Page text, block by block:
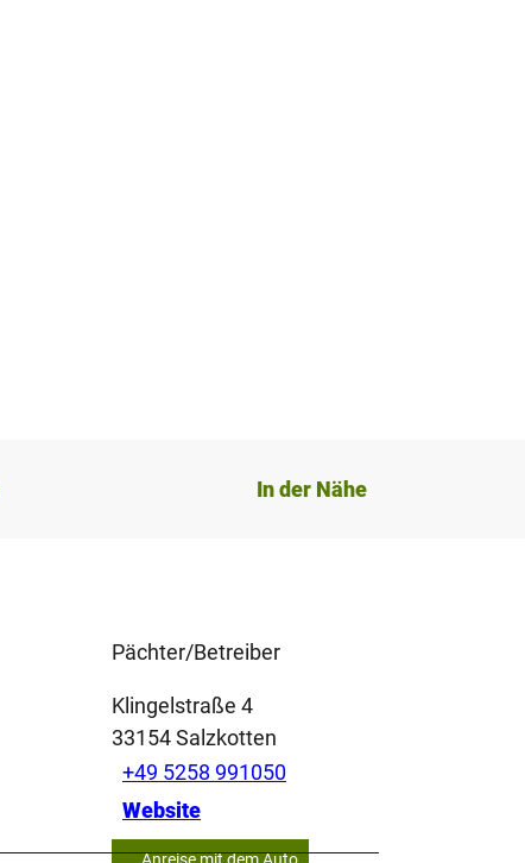
In der Nähe
Pächter/Betreiber
Klingelstraße 4
33154Salzkotten
+49 5258 991050
Website